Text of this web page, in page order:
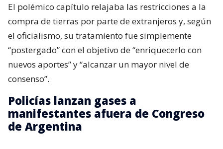
El polémico capítulo relajaba las restricciones a la
compra de tierras por parte de extranjeros y, según
el oficialismo, su tratamiento fue simplemente
“postergado” con el objetivo de “enriquecerlo con
nuevos aportes” y “alcanzar un mayor nivel de
consenso”.
Policías lanzan gases a
manifestantes afuera de Congreso
de Argentina